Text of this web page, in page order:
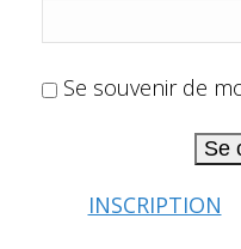
Se souvenir de
Se
INSCRIPTION